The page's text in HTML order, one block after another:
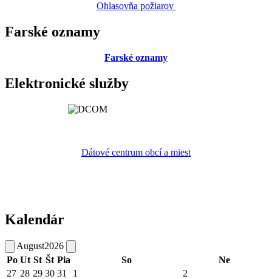
Ohlasovňa požiarov
Farské oznamy
Farské oznamy
Elektronické služby
Dátové centrum obcí a miest
Kalendár
August2026
Po Ut St Št Pia So
Ne
27 28 29 30 31 1 2